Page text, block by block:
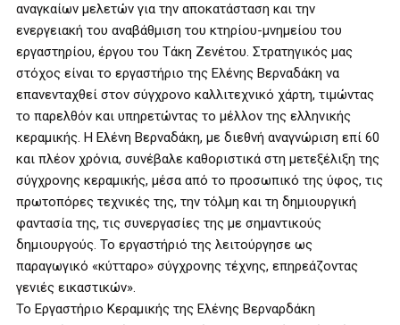
αναγκαίων μελετών για την αποκατάσταση και την
ενεργειακή του αναβάθμιση του κτηρίου-μνημείου του
εργαστηρίου, έργου του Τάκη Ζενέτου. Στρατηγικός μας
στόχος είναι το εργαστήριο της Ελένης Βερναδάκη να
επανενταχθεί στον σύγχρονο καλλιτεχνικό χάρτη, τιμώντας
το παρελθόν και υπηρετώντας το μέλλον της ελληνικής
κεραμικής. Η Ελένη Βερναδάκη, με διεθνή αναγνώριση επί 60
και πλέον χρόνια, συνέβαλε καθοριστικά στη μετεξέλιξη της
σύγχρονης κεραμικής, μέσα από το προσωπικό της ύφος, τις
πρωτοπόρες τεχνικές της, την τόλμη και τη δημιουργική
φαντασία της, τις συνεργασίες της με σημαντικούς
δημιουργούς. Το εργαστήριό της λειτούργησε ως
παραγωγικό «κύτταρο» σύγχρονης τέχνης, επηρεάζοντας
γενιές εικαστικών».
Το Εργαστήριο Κεραμικής της Ελένης Βερναρδάκη